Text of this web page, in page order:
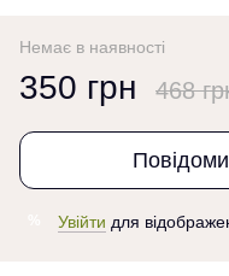
Немає в наявності
350 грн 468
Увійти для